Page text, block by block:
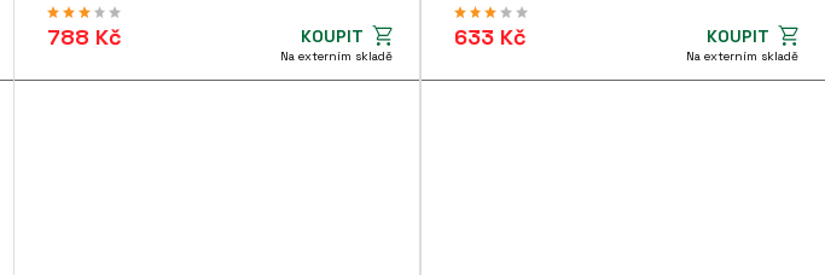
788 Kč KOUPIT
Na externím skladě
633 Kč KOUPIT
Na externím skladě